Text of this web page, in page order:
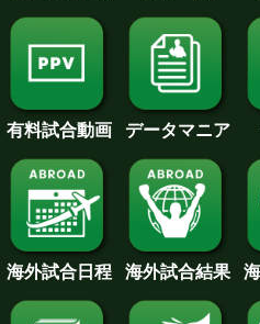
有料試合動画 データマニア
海外試合日程 海外試合結果